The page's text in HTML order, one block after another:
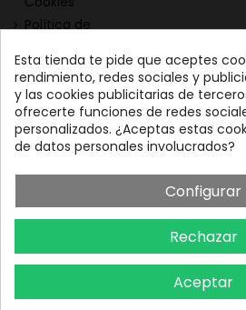
Política de
Contacta con nosotros
Nuestras Vinotecas:
Vinofilos Triana: Viera y
Clavijo, 23 - Gran Canaria
Vinófilos Santa Cruz: Adán
Martín Menis, 5 - Tenerife
Esta tienda te pide que aceptes
rendimiento, redes sociales y
y las cookies publicitarias de
ofrecerte funciones de redes
personalizados. ¿Aceptas estas
de datos personales involucrados?
Configurar
Rechazar
Aceptar